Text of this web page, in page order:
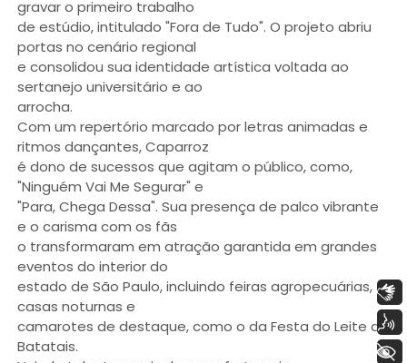
gravar o primeiro trabalho
de estúdio, intitulado "Fora de Tudo". O projeto abriu
portas no cenário regional
e consolidou sua identidade artística voltada ao
sertanejo universitário e ao
arrocha.
Com um repertório marcado por letras animadas e
ritmos dançantes, Caparroz
é dono de sucessos que agitam o público, como,
"Ninguém Vai Me Segurar" e
"Para, Chega Dessa". Sua presença de palco vibrante
e o carisma com os fãs
o transformaram em atração garantida em grandes
eventos do interior do
estado de São Paulo, incluindo feiras agropecuárias,
casas noturnas e
camarotes de destaque, como o da Festa do Leite de
Batatais.
Libras
Voz